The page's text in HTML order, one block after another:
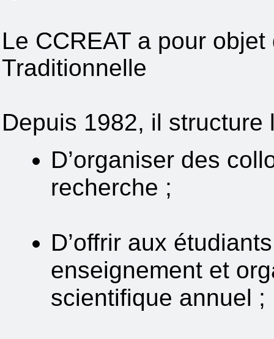
Le CCREAT a pour
Traditionnelle
Depuis 1982, il
D’organiser des
recherche ;
D’offrir aux
enseignement et
scientifique annuel ;